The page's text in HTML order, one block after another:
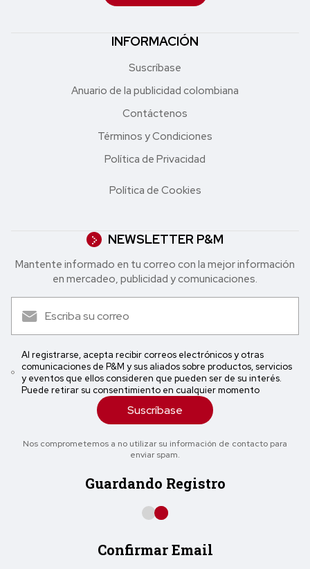
INFORMACIÓN
Suscríbase
Anuario de la publicidad colombiana
Contáctenos
Términos y Condiciones
Política de Privacidad
Política de Cookies
NEWSLETTER P&M
Mantente informado en tu correo con la mejor in formación
en mercadeo, publicidad y comunicaciones.
Al registrarse, acepta recibir correos electrónicos y otras
comunicaciones de P&M y sus aliados sobre productos, servicios
y eventos que ellos consideren que pueden ser de su interés.
Puede retirar su consentimiento en cualquier momento
Suscríbase
Nos comprometemos a no utilizar su información de contacto para
enviar spam.
Guardando Registro
Confirmar Email